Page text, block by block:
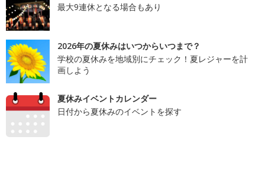
最大9連休となる場合もあり
2026年の夏休みはいつからいつまで？
学校の夏休みを地域別にチェック！夏レジャーを計
画しよう
夏休みイベントカレンダー
日付から夏休みのイベントを探す